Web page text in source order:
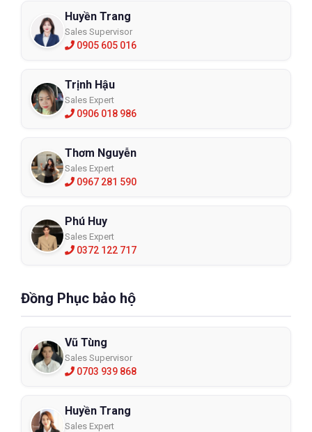
Huyền Trang
Sales Supervisor
0905 605 016
Trịnh Hậu
Sales Expert
0906 018 986
Thơm Nguyễn
Sales Expert
0967 281 590
Phú Huy
Sales Expert
0372 122 717
Đồng Phục bảo hộ
Vũ Tùng
Sales Supervisor
0703 939 868
Huyền Trang
Sales Expert